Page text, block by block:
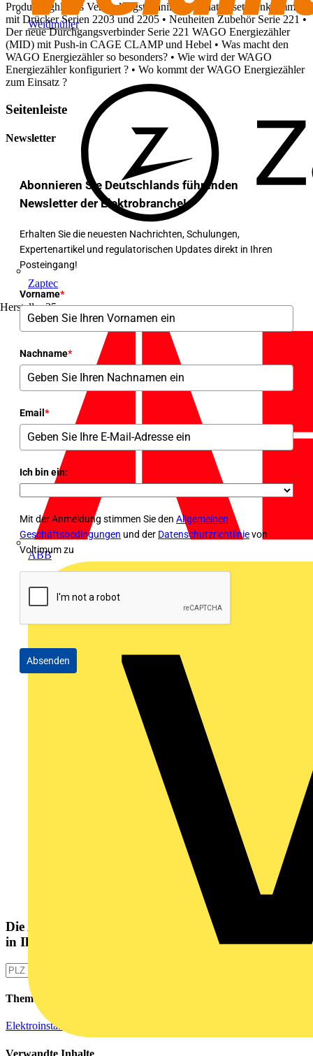
Weidmüller
Zaptec
Hersteller 35
ABB
Produkthighlights Verbindungstechnik • Installationsetagenklemmen
mit Drücker Serien 2203 und 2205 • Neuheiten Zubehör Serie 221 •
Der neue Durchgangsverbinder Serie 221 WAGO Energiezähler
(MID) mit Push-in CAGE CLAMP und Hebel • Was macht den
WAGO Energiezähler so besonders? • Wie wird der WAGO
Energiezähler konfiguriert ? • Wo kommt der WAGO Energiezähler
zum Einsatz ?
Seitenleiste
Newsletter
Abonnieren Sie Deutschlands führenden
Newsletter der Elektrobranche!
Erhalten Sie die neuesten Nachrichten, Schulungen,
Expertenartikel und regulatorischen Updates direkt in Ihren
Posteingang!
Vorname*
Nachname*
Email *
Ich bin ein:
Mit der Anmeldung stimmen Sie den Allgemeinen
Geschäftsbedingungen und der Datenschutzrichtlinievon
Voltimum zu
Absenden
Die Altlampen Sammelstelle
in Ihrer Nähe
Themen
Elektroinstallation
Verwandte Inhalte